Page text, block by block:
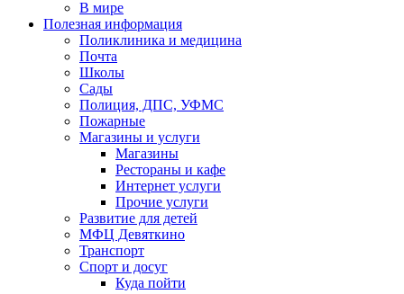
В мире
Полезная информация
Поликлиника и медицина
Почта
Школы
Сады
Полиция, ДПС, УФМС
Пожарные
Магазины и услуги
Магазины
Рестораны и кафе
Интернет услуги
Прочие услуги
Развитие для детей
МФЦ Девяткино
Транспорт
Спорт и досуг
Куда пойти